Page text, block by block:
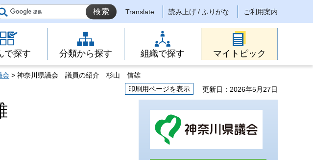
Translate 読み上げ / ふりがな ご利用案内
で探す 分類から探す 組織で探す マイトピック
会 > 神奈川県議会 議員の紹介 杉山 信雄
印刷用ページを表示
更新日：2026年5月27日